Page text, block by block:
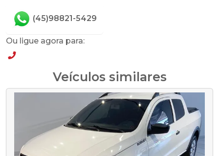
(45)98821-5429
Ou ligue agora para:
Veículos similares